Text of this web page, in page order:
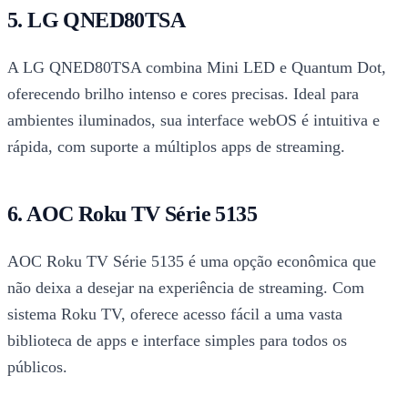
5. LG QNED80TSA
A LG QNED80TSA combina Mini LED e Quantum Dot,
oferecendo brilho intenso e cores precisas. Ideal para
ambientes iluminados, sua interface webOS é intuitiva e
rápida, com suporte a múltiplos apps de streaming.
6. AOC Roku TV Série 5135
AOC Roku TV Série 5135 é uma opção econômica que
não deixa a desejar na experiência de streaming. Com
sistema Roku TV, oferece acesso fácil a uma vasta
biblioteca de apps e interface simples para todos os
públicos.